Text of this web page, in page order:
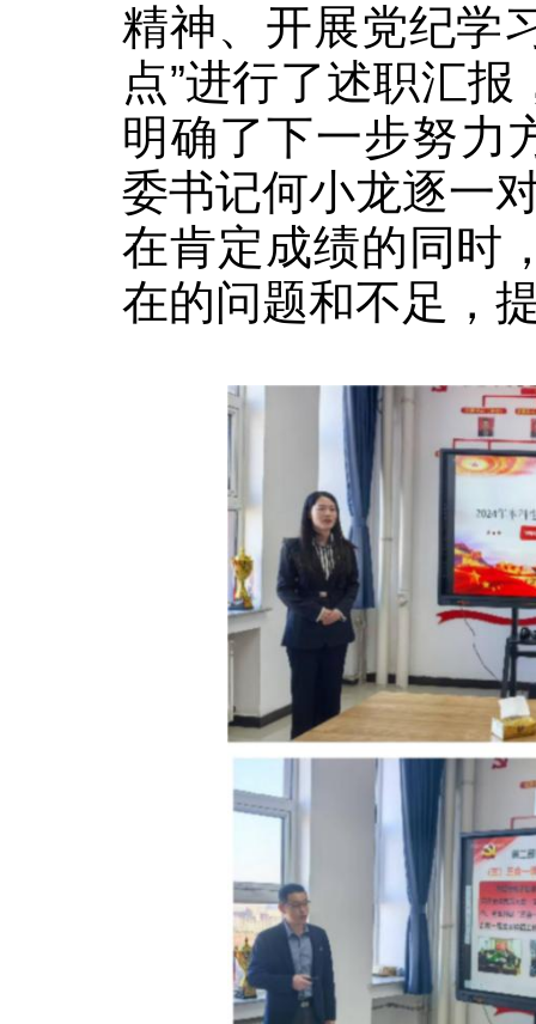
精神、开展党纪学
点”进行了述职汇
明确了下一步努力
委书记何小龙逐一
在肯定成绩的同时
在的问题和不足，